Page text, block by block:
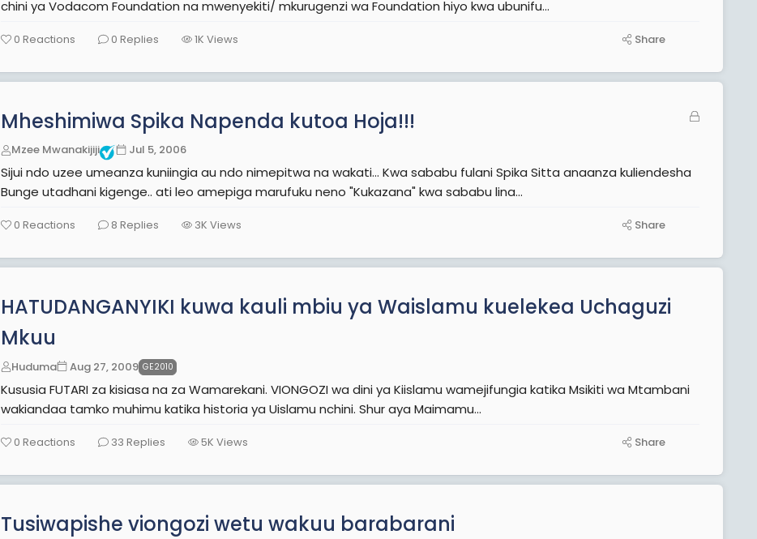
chini ya Vodacom Foundation na mwenyekiti/ mkurugenzi wa Foundation hiyo kwa ubunifu...
0 Reactions 0 Replies 1K Views Share
C
Mheshimiwa Spika Napenda kutoa Hoja!!!
Mzee Mwanakijiji Jul 5, 2006
Sijui ndo uzee umeanza kuniingia au ndo nimepitwa na wakati... Kwa sababu fulani Spika Sitta anaanza kuliendesha
Bunge utadhani kigenge.. ati leo amepiga marufuku neno "Kukazana" kwa sababu lina...
0 Reactions 8 Replies 3K Views Share
HATUDANGANYIKI kuwa kauli mbiu ya Waislamu kuelekea Uchaguzi
Mkuu
Huduma Aug 27, 2009 GE2010
Kususia FUTARI za kisiasa na za Wamarekani. VIONGOZI wa dini ya Kiislamu wamejifungia katika Msikiti wa Mtambani
wakiandaa tamko muhimu katika historia ya Uislamu nchini. Shur aya Maimamu...
0 Reactions 33 Replies 5K Views Share
Tusiwapishe viongozi wetu wakuu barabarani